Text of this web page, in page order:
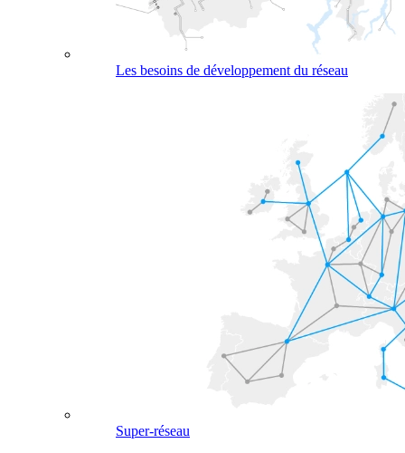
Les besoins de développement du réseau
Super-réseau